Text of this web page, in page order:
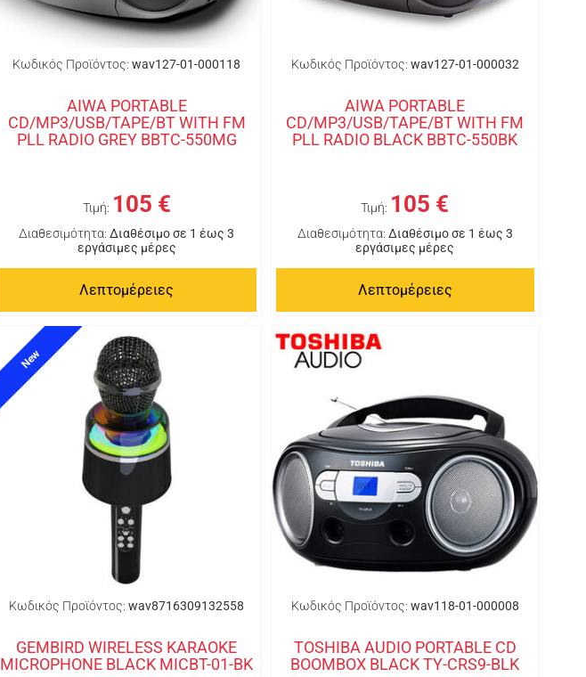
Κωδικός Προϊόντος: wav127-01-000118
AIWA PORTABLE
CD/MP3/USB/TAPE/BT WITH FM
PLL RADIO GREY BBTC-550MG
Τιμή: 105 €
Διαθεσιμότητα: Διαθέσιμο σε 1 έως 3
εργάσιμες μέρες
Λεπτομέρειες
Κωδικός Προϊόντος: wav127-01-000032
AIWA PORTABLE
CD/MP3/USB/TAPE/BT WITH FM
PLL RADIO BLACK BBTC-550BK
Τιμή: 105 €
Διαθεσιμότητα: Διαθέσιμο σε 1 έως 3
εργάσιμες μέρες
Λεπτομέρειες
New
Κωδικός Προϊόντος: wav8716309132558
GEMBIRD WIRELESS KARAOKE
MICROPHONE BLACK MICBT-01-BK
Κωδικός Προϊόντος: wav118-01-000008
TOSHIBA AUDIO PORTABLE CD
BOOMBOX BLACK TY-CRS9-BLK